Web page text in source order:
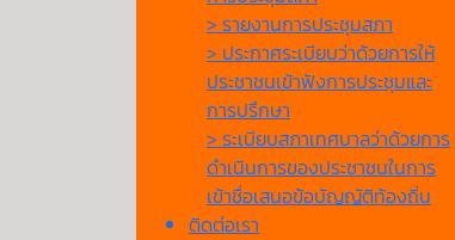
> รายงานการประชุมสภา
> ประกาศระเบียบว่าด้วยการให้
ประชาชนเข้าฟังการประชุมและ
การปรึกษา
> ระเบียบสภาเทศบาลว่าด้วยการ
ดำเนินการของประชาชนในการ
เข้าชื่อเสนอข้อบัญญัติท้องถิ่น
ติดต่อเรา